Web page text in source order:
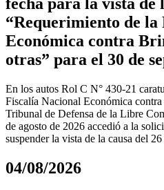
“Requerimiento de la
Económica contra
otras” para el 30 de
En los autos Rol C N° 430-21
Fiscalía Nacional Económica
Tribunal de Defensa de la Libre
de agosto de 2026 accedió a la
suspender la vista de la causa del
04/08/2026